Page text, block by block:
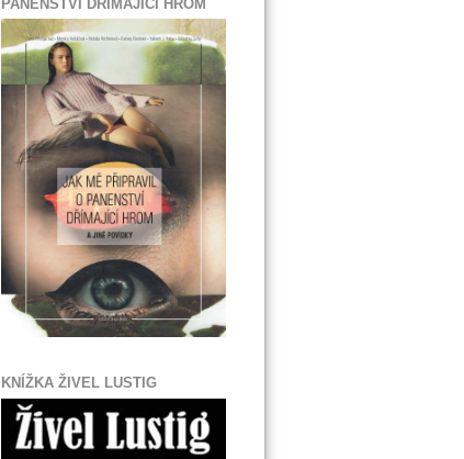
PANENSTVÍ DŘÍMAJÍCÍ HROM
KNÍŽKA ŽIVEL LUSTIG